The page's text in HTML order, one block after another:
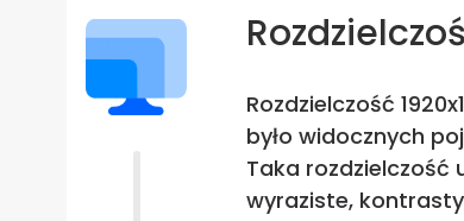
Rozdzielczość
było widocznych
Taka rozdzielczość
wyraziste,